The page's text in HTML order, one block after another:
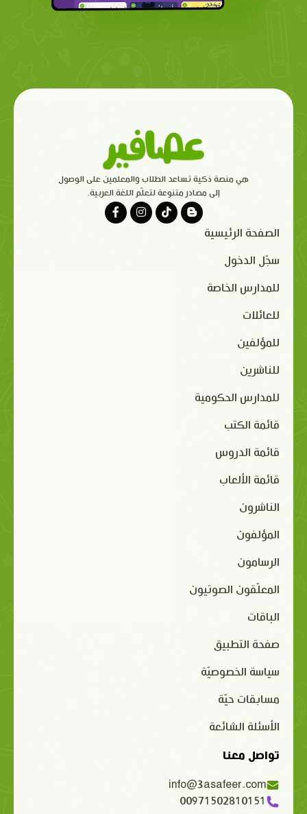
هي منصة ذكية تساعد الطلاب والمعلمين على الوصول
إلى مصادر متنوعة لتعلّم اللغة العربية.
الصفحة الرئيسية
سجّل الدخول
للمدارس الخاصة
للعائلات
للمؤلفين
للناشرين
للمدارس الحكومية
قائمة الكتب
قائمة الدروس
قائمة الألعاب
الناشرون
المؤلفون
الرسامون
المعلّقون الصوتيون
الباقات
صفحة التطبيق
سياسة الخصوصيّة
مسابقات حيّة
الأسئلة الشائعة
تواصل معنا
info@3asafeer.com
00971502810151